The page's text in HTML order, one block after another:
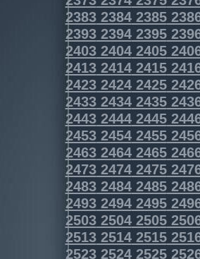
238323842385
239323942395
240324042405
241324142415
242324242425
243324342435
244324442445
245324542455
246324642465
247324742475
248324842485
249324942495
250325042505
251325142515
252325242525